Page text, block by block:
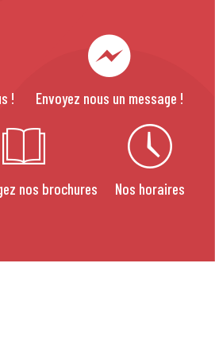
! Envoyez nous un message !
nos brochures Nos horaires